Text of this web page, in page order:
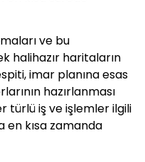
ve bu
halihazır haritaların
imar planına esas
hazırlanması
türlü iş ve işlemler ilgili
en kısa zamanda